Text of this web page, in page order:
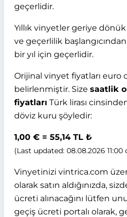
geçerlidir.
Yıllık vinyetler geriye
ve geçerlilik
bir yıl için geçerlidir.
Orijinal vinyet fiyatları euro
belirlenmiştir. Size saatlik
fiyatları Türk lirası
döviz kuru şöyledir:
1,00 € = 55,14 TL ₺
(Last updated: 08.08.2026 11:00
Vinyetinizi vintrica.com
olarak satın aldığınızda,
ücreti alınacağını lütfen
geçiş ücreti portalı olarak,